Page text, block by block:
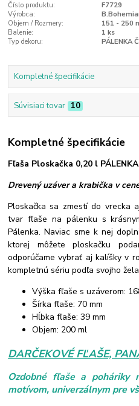
Číslo produktu:
F7729
Výrobca:
Objem / Rozmery:
151 - 250
Balenie:
1 ks
Typ dekoru:
PÁLENKA
Kompletné špecifikácie
Súvisiaci tovar 10
Kompletné špecifikácie
Fľaša Ploskačka 0,20 l
Drevený uzáver a krabička v
Ploskačka sa zmestí do vrecka
tvar fľaše na pálenku s
Pálenka. Naviac sme k nej
ktorej môžete ploskačku
odporúčame vybrať aj kalíšky v
kompletnú sériu podľa svojho
Výška fľaše s uzáverom:
Šírka fľaše: 70 mm
Hĺbka fľaše: 39 mm
Objem: 200 ml
DARČEKOVÉ FĽAŠE,
Ozdobné fľaše a poháriky
motívom, univerzálnym pre